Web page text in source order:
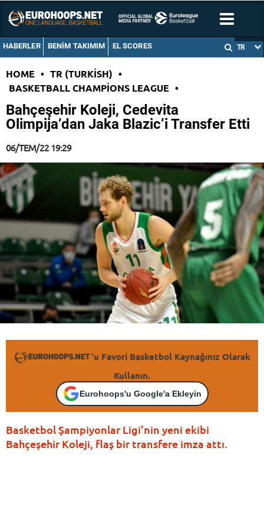
HABERLER BENIM TAKIMIM EL SCORES TR
HOME • TR (TURKISH) •
BASKETBALL CHAMPIONS LEAGUE •
Bahçeşehir Koleji, Cedevita
Olimpija’dan Jaka Blazic’i Transfer Etti
06/TEM/22 19:29
'u Favori Basketbol Kaynağınız Olarak
Kullanın.
Eurohoops'u Google'a Ekleyin
Basketbol Şampiyonlar Ligi’nin yeni ekibi
Bahçeşehir Koleji, flaş bir transfere imza attı.